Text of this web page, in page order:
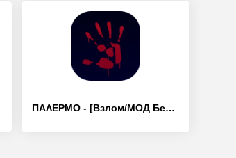
ΠΑΛΕΡΜΟ - [Взлом/МОД Бесконечные деньги]